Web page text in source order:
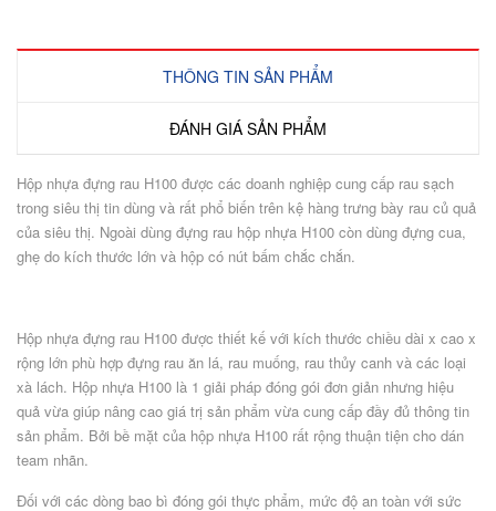
THÔNG TIN SẢN PHẨM
ĐÁNH GIÁ SẢN PHẨM
Hộp nhựa đựng rau H100 được các doanh nghiệp cung cấp rau sạch
trong siêu thị tin dùng và rất phổ biến trên kệ hàng trưng bày rau củ quả
của siêu thị. Ngoài dùng đựng rau hộp nhựa H100 còn dùng đựng cua,
ghẹ do kích thước lớn và hộp có nút bấm chắc chắn.
Hộp nhựa đựng rau H100 được thiết kế với kích thước chiều dài x cao x
rộng lớn phù hợp đựng rau ăn lá, rau muống, rau thủy canh và các loại
xà lách. Hộp nhựa H100 là 1 giải pháp đóng gói đơn giản nhưng hiệu
quả vừa giúp nâng cao giá trị sản phẩm vừa cung cấp đầy đủ thông tin
sản phẩm. Bởi bề mặt của hộp nhựa H100 rất rộng thuận tiện cho dán
team nhãn.
Đối với các dòng bao bì đóng gói thực phẩm, mức độ an toàn với sức